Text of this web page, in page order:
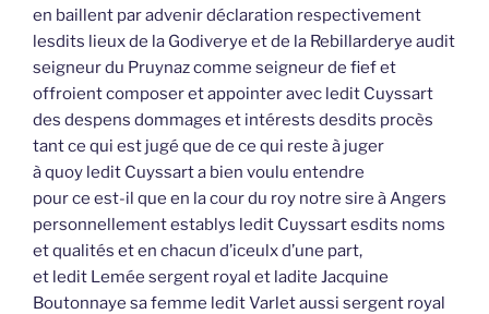
en baillent par advenir déclaration respectivement
lesdits lieux de la Godiverye et de la Rebillarderye audit
seigneur du Pruynaz comme seigneur de fief et
offroient composer et appointer avec ledit Cuyssart
des despens dommages et intérests desdits procès
tant ce qui est jugé que de ce qui reste à juger
à quoy ledit Cuyssart a bien voulu entendre
pour ce est-il que en la cour du roy notre sire à Angers
personnellement establys ledit Cuyssart esdits noms
et qualités et en chacun d’iceulx d’une part,
et ledit Lemée sergent royal et ladite Jacquine
Boutonnaye sa femme ledit Varlet aussi sergent royal